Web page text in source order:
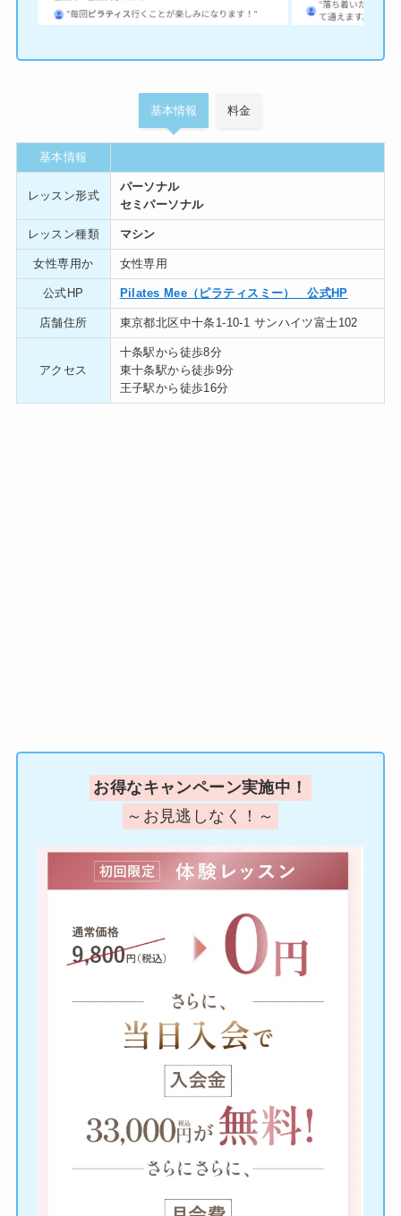
基本情報 料金
基本情報
レッスン形式
パーソナル
セミパーソナル
レッスン種類 マシン
女性専用か 女性専用
公式HP Pilates Mee（ピラティスミー） 公式HP
店舗住所 東京都北区中十条1-10-1 サンハイツ富士102
アクセス
十条駅から徒歩8分
東十条駅から徒歩9分
王子駅から徒歩16分
お得なキャンペーン実施中！
～お見逃しなく！～